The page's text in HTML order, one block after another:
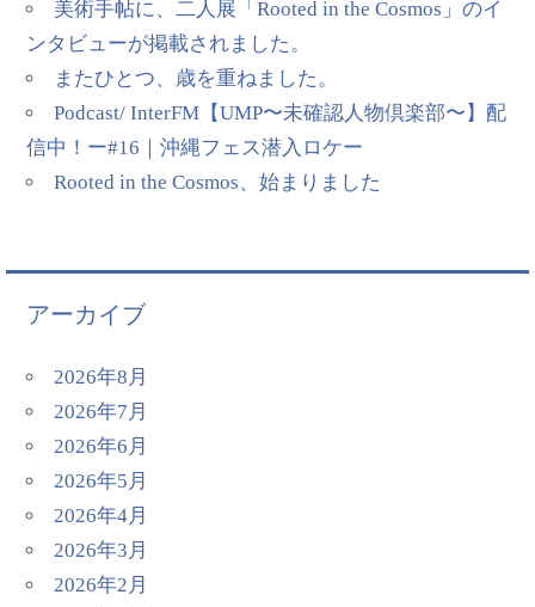
美術手帖に、二人展「Rooted in the Cosmos」のイ
ンタビューが掲載されました。
またひとつ、歳を重ねました。
Podcast/ InterFM【UMP〜未確認人物倶楽部〜】配
信中！ー#16｜沖縄フェス潜入ロケー
Rooted in the Cosmos、始まりました
アーカイブ
2026年8月
2026年7月
2026年6月
2026年5月
2026年4月
2026年3月
2026年2月